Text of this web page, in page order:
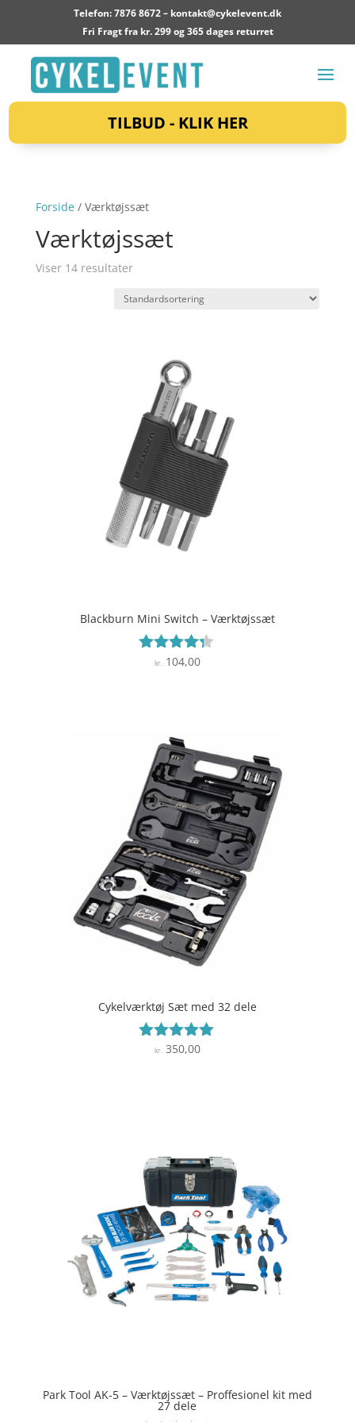
Telefon: 7876 8672 – kontakt@cykelevent.dk
Fri Fragt fra kr. 299 og 365 dages returret
TILBUD - KLIK HER
Forside/ Værktøjssæt
Værktøjssæt
Viser 14 resultater
Blackburn Mini Switch – Værktøjssæt
Vurderet
kr.104,00
Cykelværktøj Sæt med 32 dele
Vurderet
kr.350,00
Park Tool AK-5 – Værktøjssæt – Proffesionel kit med
27 dele